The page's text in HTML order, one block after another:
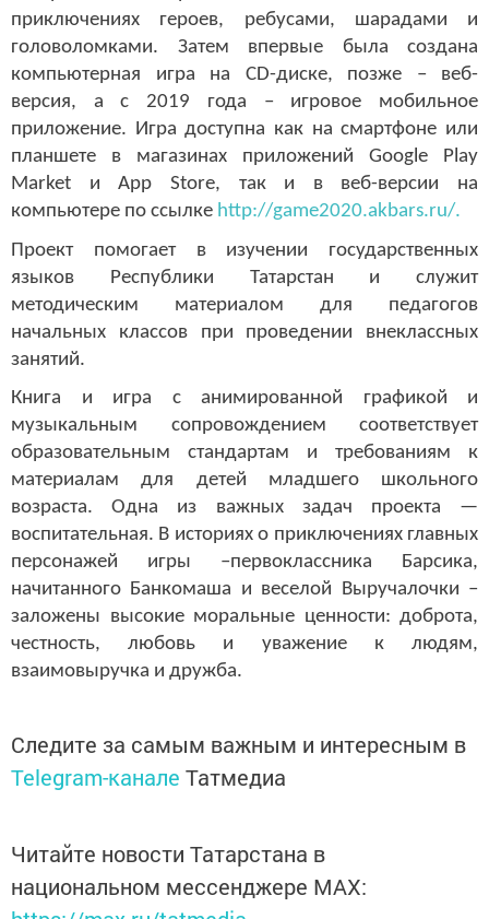
приключениях героев, ребусами, шарадами и
головоломками. Затем впервые была создана
компьютерная игра на CD-диске, позже – веб-
версия, а с 2019 года – игровое мобильное
приложение. Игра доступна как на смартфоне или
планшете в магазинах приложений Google Play
Market и App Store, так и в веб-версии на
компьютере по ссылке http://game2020.akbars.ru/.
Проект помогает в изучении государственных
языков Республики Татарстан и служит
методическим материалом для педагогов
начальных классов при проведении внеклассных
занятий.
Книга и игра с анимированной графикой и
музыкальным сопровождением соответствует
образовательным стандартам и требованиям к
материалам для детей младшего школьного
возраста. Одна из важных задач проекта —
воспитательная. В историях о приключениях главных
персонажей игры –первоклассника Барсика,
начитанного Банкомаша и веселой Выручалочки –
заложены высокие моральные ценности: доброта,
честность, любовь и уважение к людям,
взаимовыручка и дружба.
Следите за самым важным и интересным в
Telegram-канале Татмедиа
Читайте новости Татарстана в
национальном мессенджере MАХ: